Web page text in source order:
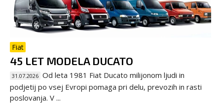
Fiat
45 LET MODELA DUCATO
31.07.2026 Od leta 1981 Fiat Ducato milijonom ljudi in
podjetij po vsej Evropi pomaga pri delu, prevozih in rasti
poslovanja. V ...